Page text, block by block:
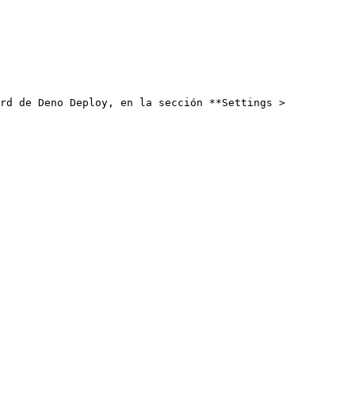
de Deno Deploy, en la sección **Settings >